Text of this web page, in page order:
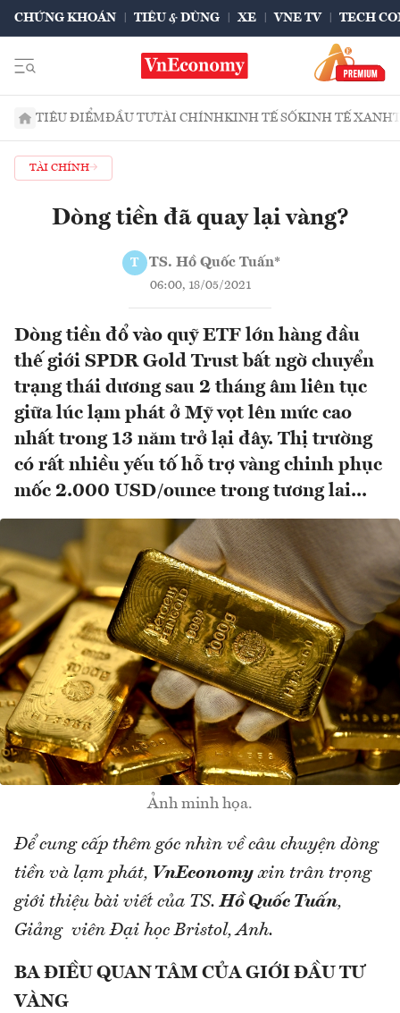
CHỨNG KHOÁN TIÊU & DÙNG XE VNE TV TECH
TIÊU ĐIỂMĐẦU TƯTÀI CHÍNHKINH TẾ SỐKINH TẾ XANH
TÀI CHÍNH
Dòng tiền đã quay lại vàng?
T TS. Hồ Quốc Tuấn*
06:00, 18/05/2021
Dòng tiền đổ vào quỹ ETF lớn hàng đầu
thế giới SPDR Gold Trust bất ngờ chuyển
trạng thái dương sau 2 tháng âm liên tục
giữa lúc lạm phát ở Mỹ vọt lên mức cao
nhất trong 13 năm trở lại đây. Thị trường
có rất nhiều yếu tố hỗ trợ vàng chinh phục
mốc 2.000 USD/ounce trong tương lai...
Ảnh minh họa.
Để cung cấp thêm góc nhìn về câu chuyện dòng
tiền và lạm phát, VnEconomy xin trân trọng
giới thiệu bài viết của TS.Hồ Quốc Tuấn,
Giảng viên Đại học Bristol, Anh.
BA ĐIỀU QUAN TÂM CỦA GIỚI ĐẦU TƯ
VÀNG